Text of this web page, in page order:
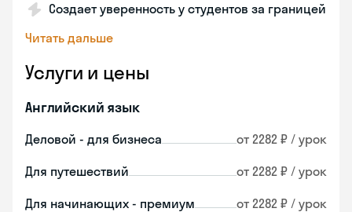
Создает уверенность у студентов за границей
Читать дальше
Услуги и цены
Английский язык
Деловой - для бизнеса от 2282 ₽ / урок
Для путешествий от 2282 ₽ / урок
Для начинающих - премиум от 2282 ₽ / урок